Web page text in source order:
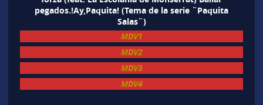
pegados.!Ay,Paquita! (Tema de la serie ¨Paquita
Salas¨)
MDV1
MDV2
MDV3
MDV4